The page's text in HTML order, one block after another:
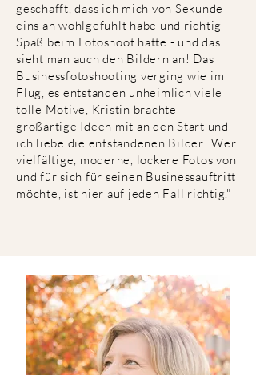
geschafft, dass ich mich von Sekunde
eins an wohlgefühlt habe und richtig
Spaß beim Fotoshoot hatte - und das
sieht man auch den Bildern an! Das
Businessfotoshooting verging wie im
Flug, es entstanden unheimlich viele
tolle Motive, Kristin brachte
großartige Ideen mit an den Start und
ich liebe die entstandenen Bilder! Wer
vielfältige, moderne, lockere Fotos von
und für sich für seinen Businessauftritt
möchte, ist hier auf jeden Fall richtig."